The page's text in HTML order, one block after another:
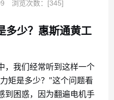
浏览次数：[345]
多少？惠斯通黄工
，我们经常听到这样一个
矩是多少？"这个问题看
到困惑，因为翻遍电机手